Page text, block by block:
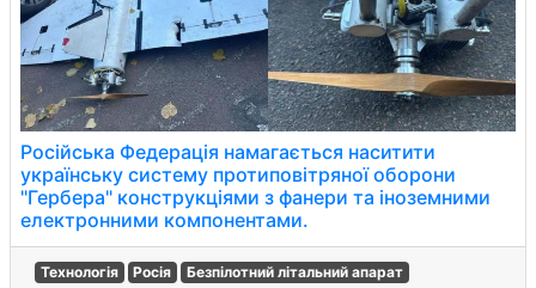
Російська Федерація намагається наситити
українську систему протиповітряної оборони
"Гербера" конструкціями з фанери та іноземними
електронними компонентами.
Технологія Росія Безпілотний літальний апарат